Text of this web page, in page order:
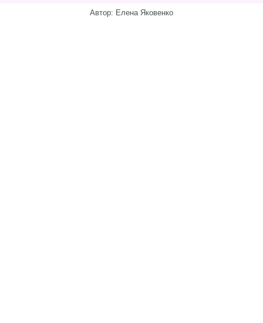
Автор: Елена Яковенко